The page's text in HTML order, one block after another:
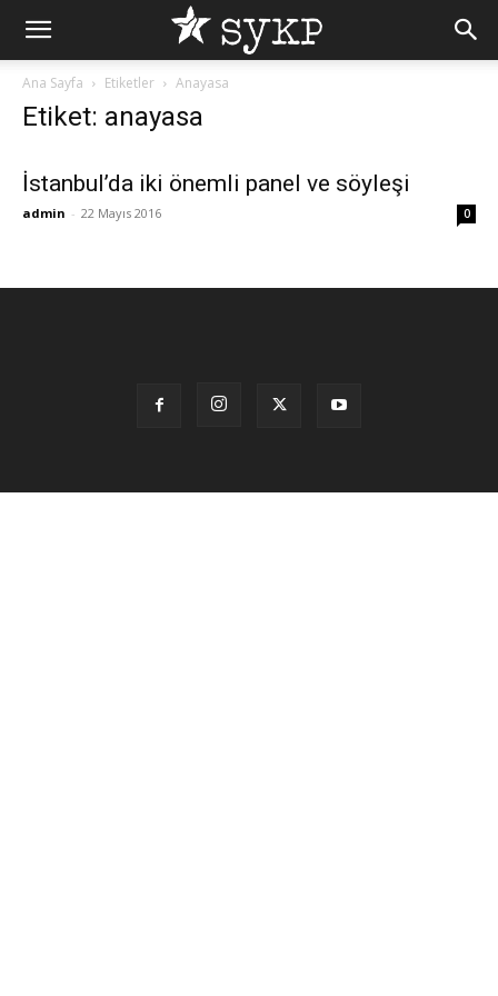
Ana Sayfa Etiketler Anayasa
Etiket: anayasa
İstanbul’da iki önemli panel ve söyleşi
admin - 22 Mayıs 2016 0